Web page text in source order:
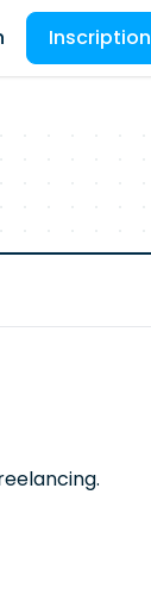
Inscription